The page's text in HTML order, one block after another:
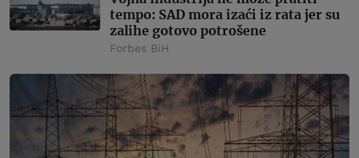
tempo: SAD mora izaći iz rata jer su
zalihe gotovo potrošene
Forbes BiH